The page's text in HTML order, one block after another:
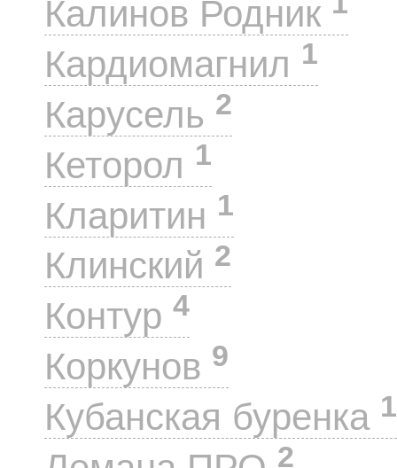
Калинов Родник
Кардиомагнил 1
Карусель 2
Кеторол 1
Кларитин 1
Клинский 2
Контур 4
Коркунов 9
Кубанская буренка 1
2